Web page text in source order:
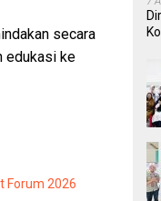
secara
edukasi ke
Forum 2026